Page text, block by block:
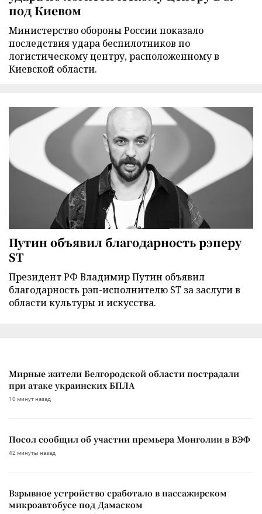
под Киевом
Министерство обороны России показало
последствия удара беспилотников по
логистическому центру, расположенному в
Киевской области.
Путин объявил благодарность рэперу
ST
Президент РФ Владимир Путин объявил
благодарность рэп-исполнителю ST за заслуги в
области культуры и искусства.
Мирные жители Белгородской области пострадали
при атаке украинских БПЛА
10 минут назад
Посол сообщил об участии премьера Монголии в ВЭФ
42 минуты назад
Взрывное устройство сработало в пассажирском
микроавтобусе под Дамаском